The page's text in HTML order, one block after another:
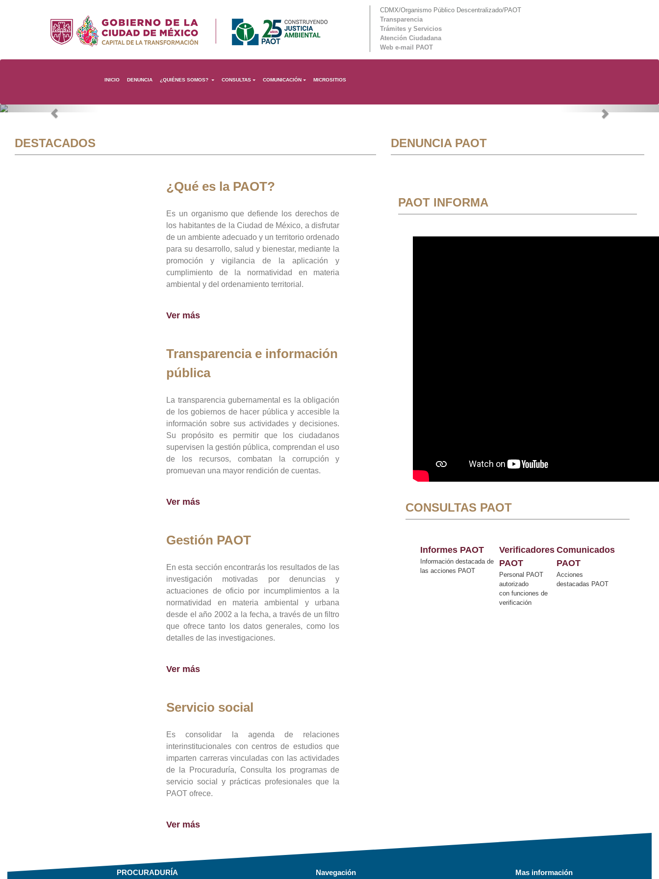
CDMX/Organismo Público Descentralizado/PAOT
Transparencia
Trámites y Servicios
Atención Ciudadana
Web e-mail PAOT
INICIO DENUNCIA ¿QUIÉNES SOMOS? CONSULTAS COMUNICACIÓN MICROSITIOS
Previous Next
DESTACADOS
¿Qué es la PAOT?
Es un organismo que defiende los derechos de
los habitantes de la Ciudad de México, a disfrutar
de un ambiente adecuado y un territorio ordenado
para su desarrollo, salud y bienestar, mediante la
promoción y vigilancia de la aplicación y
cumplimiento de la normatividad en materia
ambiental y del ordenamiento territorial.
Ver más
Transparencia e información
pública
La transparencia gubernamental es la obligación
de los gobiernos de hacer pública y accesible la
información sobre sus actividades y decisiones.
Su propósito es permitir que los ciudadanos
supervisen la gestión pública, comprendan el uso
de los recursos, combatan la corrupción y
promuevan una mayor rendición de cuentas.
Ver más
Gestión PAOT
En esta sección encontrarás los resultados de las
investigación motivadas por denuncias y
actuaciones de oficio por incumplimientos a la
normatividad en materia ambiental y urbana
desde el año 2002 a la fecha, a través de un filtro
que ofrece tanto los datos generales, como los
detalles de las investigaciones.
Ver más
Servicio social
Es consolidar la agenda de relaciones
interinstitucionales con centros de estudios que
imparten carreras vinculadas con las actividades
de la Procuraduría, Consulta los programas de
servicio social y prácticas profesionales que la
PAOT ofrece.
Ver más
DENUNCIA PAOT
PAOT INFORMA
CONSULTAS PAOT
Informes PAOT
Información destacada de
las acciones PAOT
Verificadores
PAOT
Personal PAOT
autorizado
con funciones de
verificación
Comunicados
PAOT
Acciones
destacadas PAOT
PROCURADURÍA Navegación Mas información